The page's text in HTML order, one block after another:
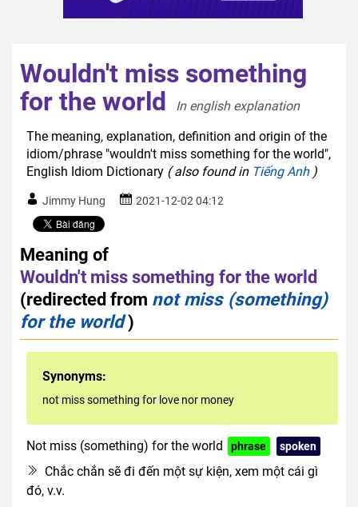
Wouldn't miss something
for the world
In english explanation
The meaning, explanation, definition and origin of the
idiom/phrase "wouldn't miss something for the world",
English Idiom Dictionary ( also found in Tiếng Anh)
Jimmy Hung 2021-12-02 04:12
Meaning of
Wouldn't miss something for the world
(redirected from not miss (something)
for the world)
Synonyms:
not miss something for love nor money
Not miss (something) for the world phrase spoken
Chắc chắn sẽ đi đến một sự kiện, xem một cái gì
đó, v.v.